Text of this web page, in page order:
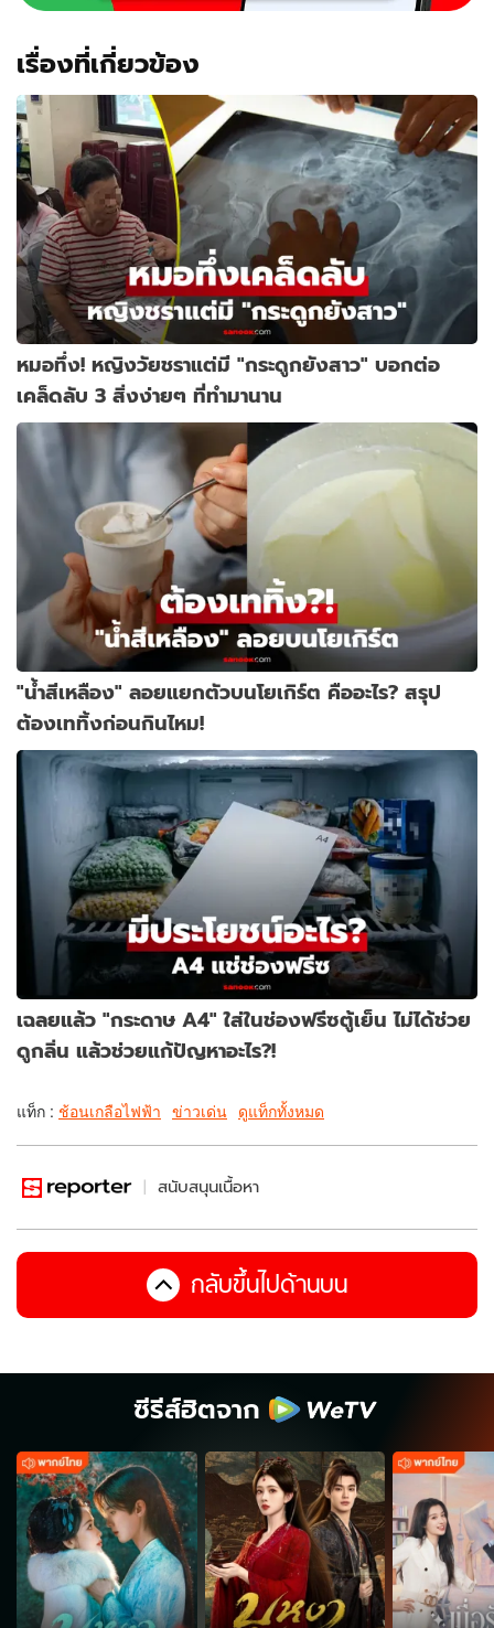
เรื่องที่เกี่ยวข้อง
หมอทึ่ง! หญิงวัยชราแต่มี "กระดูกยังสาว" บอกต่อ
เคล็ดลับ 3 สิ่งง่ายๆ ที่ทำมานาน
"น้ำสีเหลือง" ลอยแยกตัวบนโยเกิร์ต คืออะไร? สรุป
ต้องเททิ้งก่อนกินไหม!
เฉลยแล้ว "กระดาษ A4" ใส่ในช่องฟรีซตู้เย็น ไม่ได้ช่วย
ดูกลิ่น แล้วช่วยแก้ปัญหาอะไร?!
แท็ก : ช้อนเกลือไฟฟ้า ข่าวเด่น ดูแท็กทั้งหมด
สนับสนุนเนื้อหา
กลับขึ้นไปด้านบน
ซีรีส์ฮิตจาก